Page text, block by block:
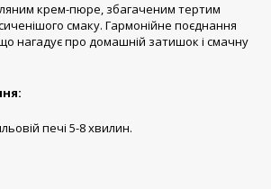
крем-пюре, збагаченим тертим
смаку. Гармонійне поєднання
нагадує про домашній затишок і смачну
печі 5-8 хвилин.